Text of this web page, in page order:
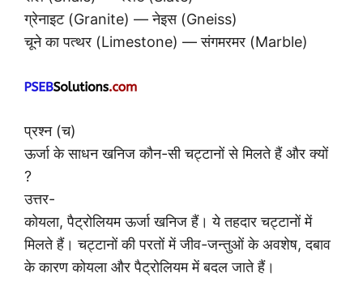
ग्रेनाइट (Granite) — नेइस (Gneiss)
चूने का पत्थर (Limestone) — संगमरमर (Marble)
प्रश्न (च)
ऊर्जा के साधन खनिज कौन-सी चट्टानों से मिलते हैं और क्यों
?
उत्तर-
कोयला, पैट्रोलियम ऊर्जा खनिज हैं। ये तहदार चट्टानों में
मिलते हैं। चट्टानों की परतों में जीव-जन्तुओं के अवशेष, दबाव
के कारण कोयला और पैट्रोलियम में बदल जाते हैं।